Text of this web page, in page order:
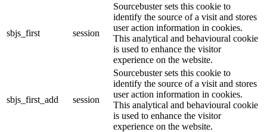
sbjs_first session
Sourcebuster sets this cookie to
identify the source of a visit and stores
user action information in cookies.
This analytical and behavioural cookie
is used to enhance the visitor
experience on the website.
sbjs_first_add session
Sourcebuster sets this cookie to
identify the source of a visit and stores
user action information in cookies.
This analytical and behavioural cookie
is used to enhance the visitor
experience on the website.